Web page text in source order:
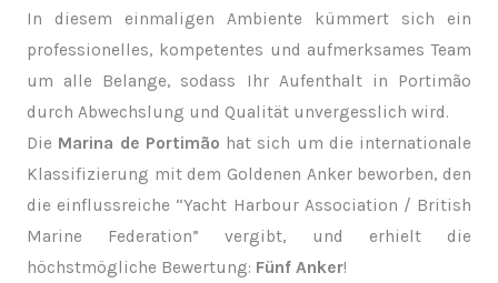
In diesem einmaligen Ambiente kümmert sich ein
professionelles, kompetentes und aufmerksames Team
um alle Belange, sodass Ihr Aufenthalt in Portimão
durch Abwechslung und Qualität unvergesslich wird.
Die Marina de Portimão hat sich um die internationale
Klassifizierung mit dem Goldenen Anker beworben, den
die einflussreiche “Yacht Harbour Association / British
Marine Federation” vergibt, und erhielt die
höchstmögliche Bewertung: Fünf Anker!